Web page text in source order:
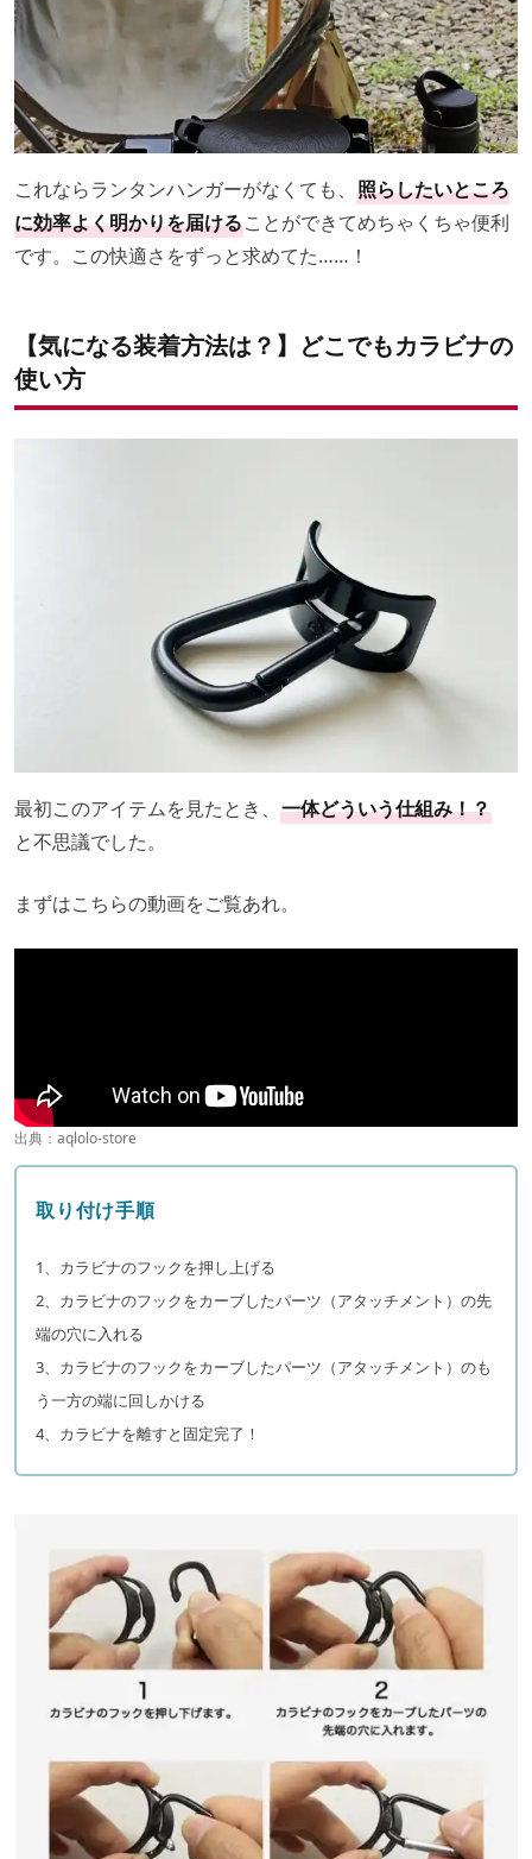
これならランタンハンガーがなくても、 照らしたいところ
に効率よく明かりを届けることができてめちゃくちゃ便利
です。この快適さをずっと求めてた……！
【気になる装着方法は？】どこでもカラビナの
使い方
最初このアイテムを見たとき、 一体どういう仕組み！？
と不思議でした。
まずはこちらの動画をご覧あれ。
出典： aqlolo-store
取り付け手順
1、カラビナのフックを押し上げる
2、カラビナのフックをカーブしたパーツ（アタッチメント）の先
端の穴に入れる
3、カラビナのフックをカーブしたパーツ（アタッチメント）のも
う一方の端に回しかける
4、カラビナを離すと固定完了！